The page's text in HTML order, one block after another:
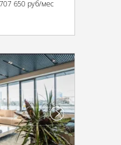
650 руб/мес